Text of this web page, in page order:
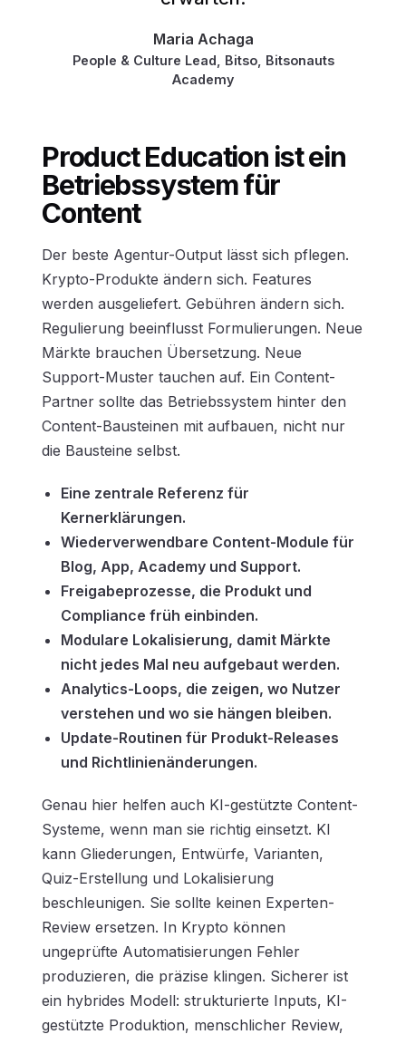
Maria Achaga
People & Culture Lead, Bitso, Bitsonauts
Academy
Product Education ist ein
Betriebssystem für
Content
Der beste Agentur-Output lässt sich pflegen.
Krypto-Produkte ändern sich. Features
werden ausgeliefert. Gebühren ändern sich.
Regulierung beeinflusst Formulierungen. Neue
Märkte brauchen Übersetzung. Neue
Support-Muster tauchen auf. Ein Content-
Partner sollte das Betriebssystem hinter den
Content-Bausteinen mit aufbauen, nicht nur
die Bausteine selbst.
Eine zentrale Referenz für
Kernerklärungen.
Wiederverwendbare Content-Module für
Blog, App, Academy und Support.
Freigabeprozesse, die Produkt und
Compliance früh einbinden.
Modulare Lokalisierung, damit Märkte
nicht jedes Mal neu aufgebaut werden.
Analytics-Loops, die zeigen, wo Nutzer
verstehen und wo sie hängen bleiben.
Update-Routinen für Produkt-Releases
und Richtlinienänderungen.
Genau hier helfen auch KI-gestützte Content-
Systeme, wenn man sie richtig einsetzt. KI
kann Gliederungen, Entwürfe, Varianten,
Quiz-Erstellung und Lokalisierung
beschleunigen. Sie sollte keinen Experten-
Review ersetzen. In Krypto können
ungeprüfte Automatisierungen Fehler
produzieren, die präzise klingen. Sicherer ist
ein hybrides Modell: strukturierte Inputs, KI-
gestützte Produktion, menschlicher Review,